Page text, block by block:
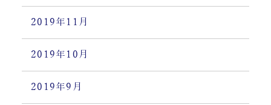
2019年11月
2019年10月
2019年9月